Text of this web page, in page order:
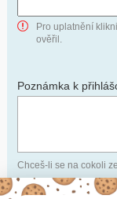
Pro uplatnění
ověřil.
Poznámka k
Chceš-li se na cokoli
Anonymní